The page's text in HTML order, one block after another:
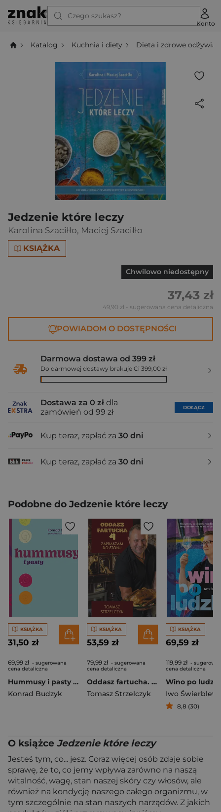
Czego szukasz?
Konto
Katalog Kuchnia i diety Dieta i zdrowe
Jedzenie które leczy
Karolina Szaciłło, Maciej Szaciłło
KSIĄŻKA
Chwilowo niedostępny
37,43 zł
49,90 zł - sugerowana cena detaliczna
POWIADOM O DOSTĘPNOŚCI
Darmowa dostawa od 399 zł
Do darmowej dostawy brakuje Ci 399,00 zł
Dostawa za 0 zł dla
zamówień od 99 zł
DOŁĄCZ
Kup teraz, zapłać za 30 dni
Kup teraz, zapłać za 30 dni
Podobne do Jedzenie które leczy
KSIĄŻKA
31,50 zł
69,99 zł - sugerowana
cena detaliczna
Hummusy i pasty [2024]
Konrad Budzyk
KSIĄŻKA
53,59 zł
79,99 zł - sugerowana
cena detaliczna
Oddasz fartucha. Zapraszam do stołu!
Tomasz Strzelczyk
KSIĄŻKA
69,59 zł
119,99 zł -
cena detaliczna
Wino po
Iwo
8,8 (30)
O książce Jedzenie które leczy
Jesteś tym, co... jesz. Coraz więcej osób zdaje sobie
sprawę, że to, co jemy wpływa zarówno na naszą
witalność, wagę, stan naszej skóry czy włosów, ale
również na kondycję naszego całego organizmu, w
tym szczególnie na stan naszych narządów. Z jakich